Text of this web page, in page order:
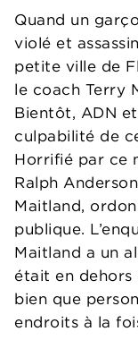
Quand un
violé et
petite ville de
le coach Terry
Bientôt, ADN
culpabilité de
Horrifié par ce
Ralph
Maitland,
publique.
Maitland a un
était en
bien que
endroits à la